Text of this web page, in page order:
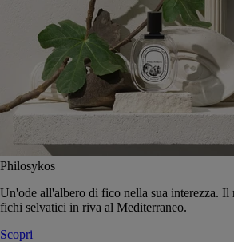
Philosykos
Un'ode all'albero di fico nella sua interezza.
fichi selvatici in riva al Mediterraneo.
Scopri